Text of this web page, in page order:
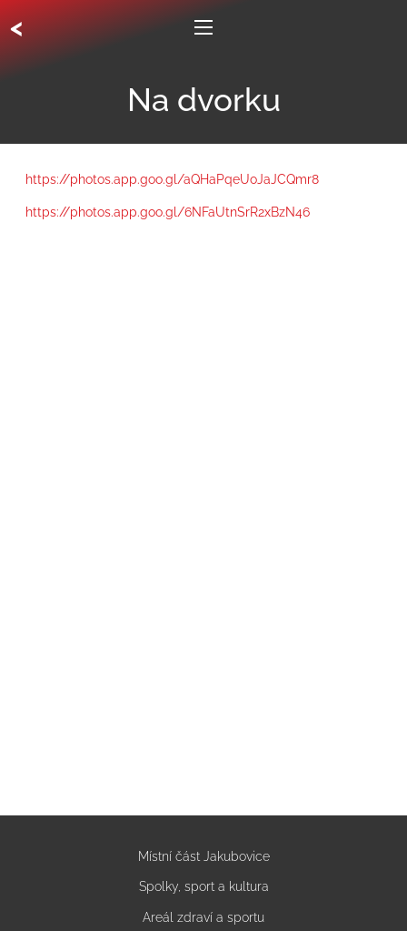
<
Na dvorku
https://photos.app.goo.gl/aQHaPqeUoJaJCQmr8
https://photos.app.goo.gl/6NFaUtnSrR2xBzN46
Místní část Jakubovice
Spolky, sport a kultura
Areál zdraví a sportu